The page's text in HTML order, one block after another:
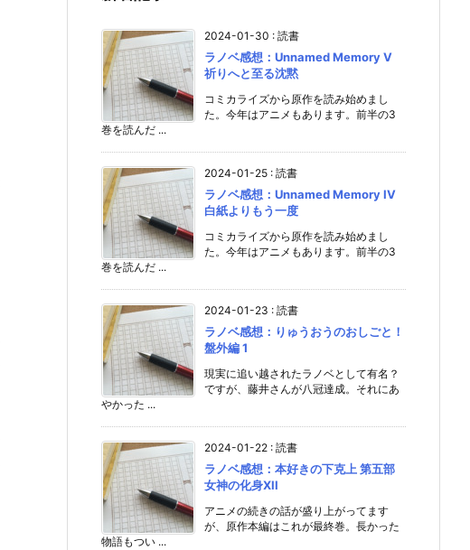
2024-01-30 : 読書
ラノベ感想：Unnamed Memory V
祈りへと至る沈黙
コミカライズから原作を読み始めまし
た。今年はアニメもあります。前半の3
巻を読んだ ...
2024-01-25 : 読書
ラノベ感想：Unnamed Memory IV
白紙よりもう一度
コミカライズから原作を読み始めまし
た。今年はアニメもあります。前半の3
巻を読んだ ...
2024-01-23 : 読書
ラノベ感想：りゅうおうのおしごと！
盤外編 1
現実に追い越されたラノベとして有名？
ですが、藤井さんが八冠達成。それにあ
やかった ...
2024-01-22 : 読書
ラノベ感想：本好きの下克上 第五部
女神の化身XII
アニメの続きの話が盛り上がってます
が、原作本編はこれが最終巻。長かった
物語もつい ...